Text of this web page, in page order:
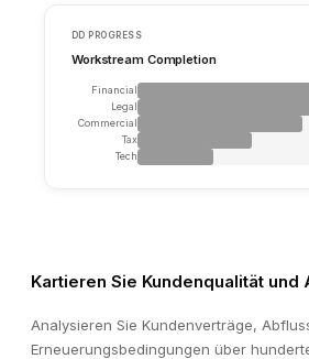
METRIC
Revenue Growth
Kartieren Sie Kundenqualität
Analysieren Sie Kundenverträge,
Erneuerungsbedingungen über